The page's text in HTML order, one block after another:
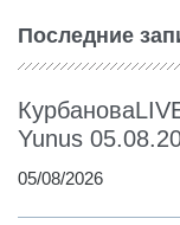
Последние
Yunus
05/08/2026